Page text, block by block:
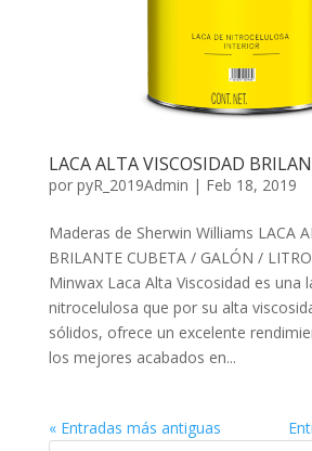
LACA ALTA VISCOSIDAD
por pyR_2019Admin | Feb 18, 2019
Maderas de Sherwin Williams LACA
BRILANTE CUBETA / GALÓN /
Minwax Laca Alta Viscosidad es una
nitrocelulosa que por su alta
sólidos, ofrece un excelente
los mejores acabados en...
« Entradas más antiguas